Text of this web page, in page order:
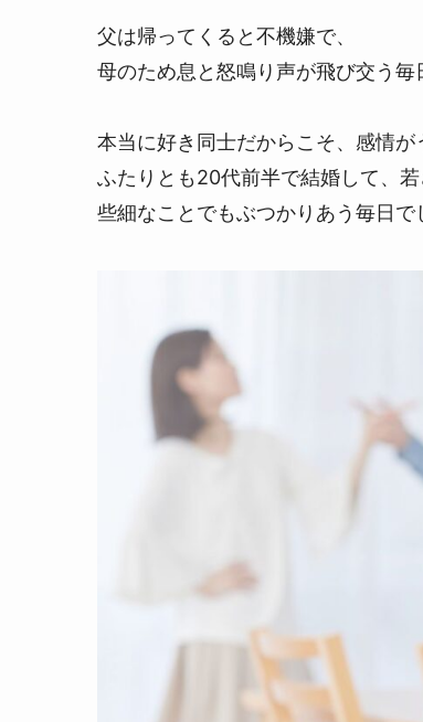
父は帰ってくると不機嫌で、
母のため息と怒鳴り声が飛び交う毎
本当に好き同士だからこそ、感情が
ふたりとも20代前半で結婚して、若
些細なことでもぶつかりあう毎日で